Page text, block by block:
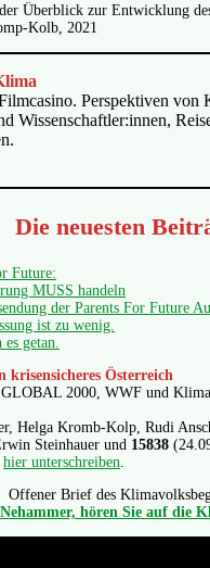
Überblick zur Entwicklung
Kolb, 2021
Perspektiven von
Wissenschaftler:innen,
Die neuesten
Future:
MUSS handeln
der Parents For Future
ist zu wenig.
getan.
krisensicheres Österreich
2000, WWF und
Helga Kromb-Kolp, Rudi
Steinhauer und 15838
hier unterschreiben
Offener Brief des
hören Sie auf die